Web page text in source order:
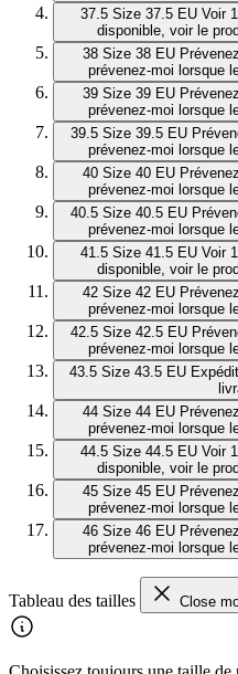
37.5 Size 37.5 EU Voir
disponible, voir le
38 Size 38 EU
prévenez-moi lorsque
39 Size 39 EU
prévenez-moi lorsque
39.5 Size 39.5 EU
prévenez-moi lorsque
40 Size 40 EU
prévenez-moi lorsque
40.5 Size 40.5 EU
prévenez-moi lorsque
41.5 Size 41.5 EU Voir
disponible, voir le
42 Size 42 EU
prévenez-moi lorsque
42.5 Size 42.5 EU
prévenez-moi lorsque
43.5 Size 43.5 EU
44 Size 44 EU
prévenez-moi lorsque
44.5 Size 44.5 EU Voir
disponible, voir le
45 Size 45 EU
prévenez-moi lorsque
46 Size 46 EU
prévenez-moi lorsque
Tableau des tailles Close